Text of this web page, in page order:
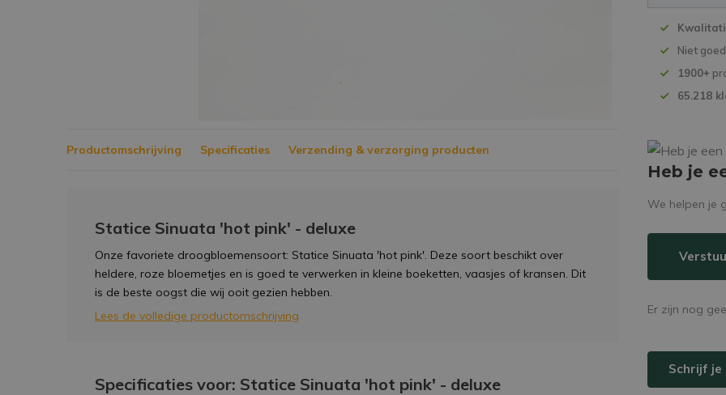
Niet
1900+
65.218
Productomschrijving Specificaties Verzending & verzorging producten
Statice Sinuata 'hot pink' - deluxe
Onze favoriete droogbloemensoort: Statice Sinuata 'hot pink'. Deze soort beschikt over
heldere, roze bloemetjes en is goed te verwerken in kleine boeketten, vaasjes of kransen. Dit
is de beste oogst die wij ooit gezien hebben.
Lees de volledige productomschrijving
Specificaties voor: Statice Sinuata 'hot pink' - deluxe
Heb je
We helpen je
Er zijn nog
Schrijf